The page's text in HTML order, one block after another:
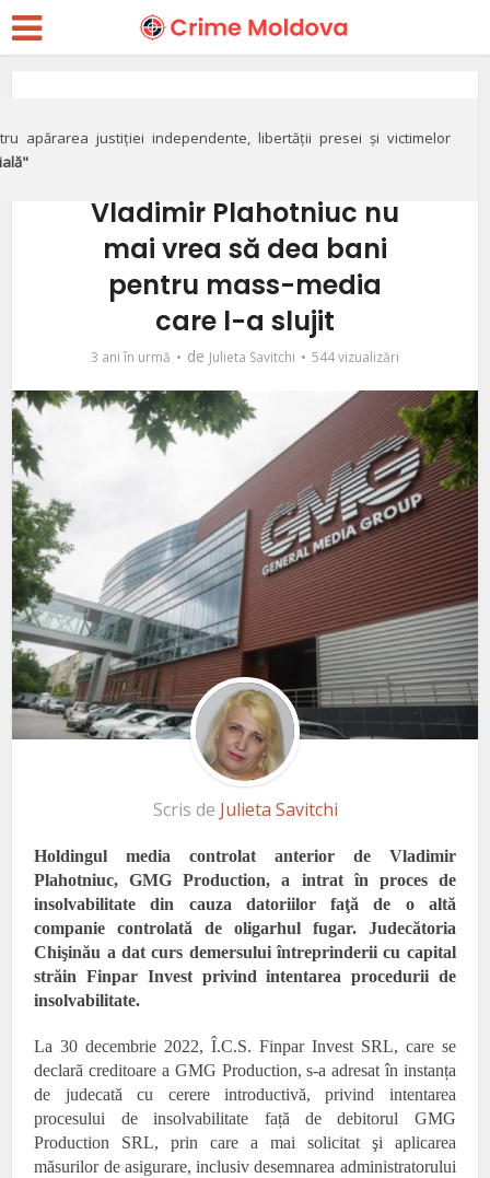
apărarea justiției independente, libertății presei și victimelor
DOC// Fără Publika TV şi
Vladimir Plahotniuc nu
mai vrea să dea bani
pentru mass-media
care l-a slujit
3 ani în urmă de Julieta Savitchi 544 vizualizări
Scris de Julieta Savitchi
Holdingul media controlat anterior de Vladimir
Plahotniuc, GMG Production, a intrat în proces de
insolvabilitate din cauza datoriilor faţă de o altă
companie controlată de oligarhul fugar. Judecătoria
Chişinău a dat curs demersului întreprinderii cu capital
străin Finpar Invest privind intentarea procedurii de
insolvabilitate.
La 30 decembrie 2022, Î.C.S. Finpar Invest SRL, care se
declară creditoare a GMG Production, s-a adresat în instanța
de judecată cu cerere introductivă, privind intentarea
procesului de insolvabilitate față de debitorul GMG
Production SRL, prin care a mai solicitat şi aplicarea
măsurilor de asigurare, inclusiv desemnarea administratorului